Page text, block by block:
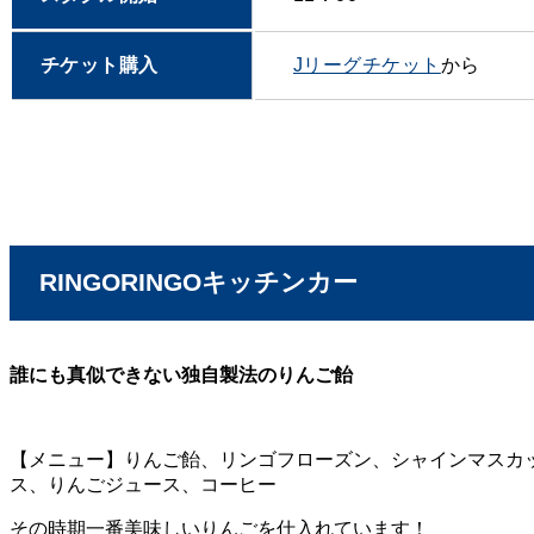
チケット購入 Jリーグチケット から
RINGORINGOキッチンカー
誰にも真似できない独自製法のりんご飴
【メニュー】りんご飴、リンゴフローズン、シャインマス
ス、りんごジュース、コーヒー
その時期一番美味しいりんごを仕入れています！